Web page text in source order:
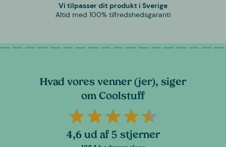
Vi tilpasser dit produkt i Sverige
Altid med 100% tilfredshedsgaranti
Hvad vores venner (jer), siger
om Coolstuff
4,6 ud af 5 stjerner